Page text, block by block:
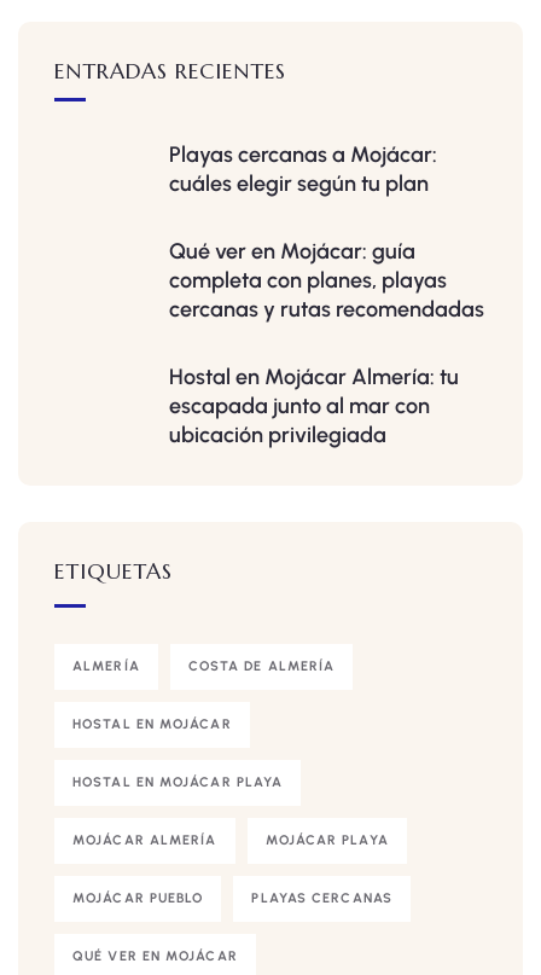
ENTRADAS RECIENTES
Playas cercanas a Mojácar:
cuáles elegir según tu plan
Qué ver en Mojácar: guía
completa con planes, playas
cercanas y rutas recomendadas
Hostal en Mojácar Almería: tu
escapada junto al mar con
ubicación privilegiada
ETIQUETAS
ALMERÍA COSTA DE ALMERÍA
HOSTAL EN MOJÁCAR
HOSTAL EN MOJÁCAR PLAYA
MOJÁCAR ALMERÍA MOJÁCAR PLAYA
MOJÁCAR PUEBLO PLAYAS CERCANAS
QUÉ VER EN MOJÁCAR